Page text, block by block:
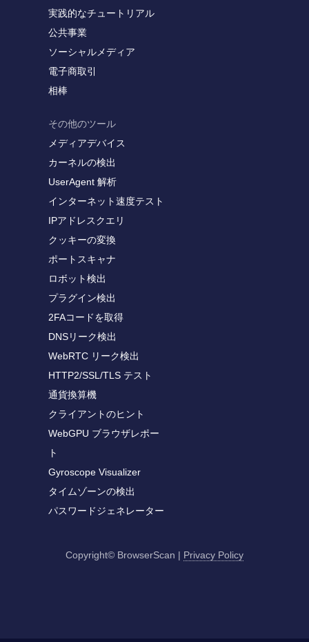
実践的なチュートリアル
公共事業
ソーシャルメディア
電子商取引
相棒
その他のツール
メディアデバイス
カーネルの検出
UserAgent 解析
インターネット速度テスト
IPアドレスクエリ
クッキーの変換
ポートスキャナ
ロボット検出
プラグイン検出
2FAコードを取得
DNSリーク検出
WebRTC リーク検出
HTTP2/SSL/TLS テスト
通貨換算機
クライアントのヒント
WebGPU ブラウザレポー
ト
Gyroscope Visualizer
タイムゾーンの検出
パスワードジェネレーター
Copyright© BrowserScan | Privacy Policy